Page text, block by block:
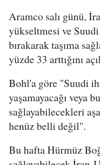
Aramco salı günü,
yükseltmesi ve Suudi
bırakarak taşıma
yüzde 33 arttığını
Bohl'a göre "Suudi
yaşamayacağı veya
sağlayabilecekleri
henüz belli değil".
Bu hafta Hürmüz